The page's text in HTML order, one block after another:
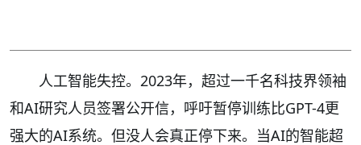
人工智能失控。2023年，超过一千名科技界领袖
和AI研究人员签署公开信，呼吁暂停训练比GPT-4更
强大的AI系统。但没人会真正停下来。当AI的智能超